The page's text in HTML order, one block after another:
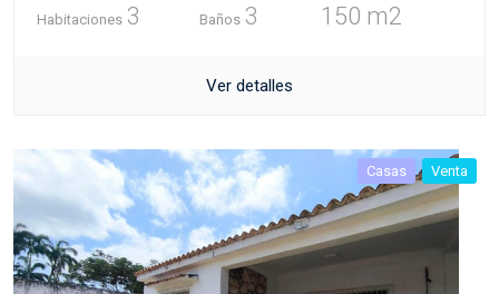
Habitaciones 3 Baños 3 150 m2
Ver detalles
Casas Venta